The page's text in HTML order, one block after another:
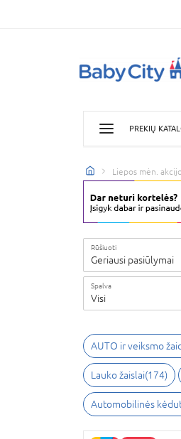
PREKIŲ
Liepos mėn.
Rūšiuoti
Geriausi pasiūlymai
Spalva
Visi
AUTO ir veiksmo
Lauko žaislai(174)
Automobilinės